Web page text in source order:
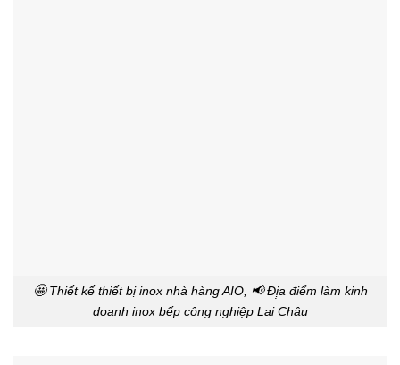
🤩 Thiết kế thiết bị inox nhà hàng AIO, 📢 Đị̣a điểm làm kinh
doanh inox bếp công nghiệp Lai Châu